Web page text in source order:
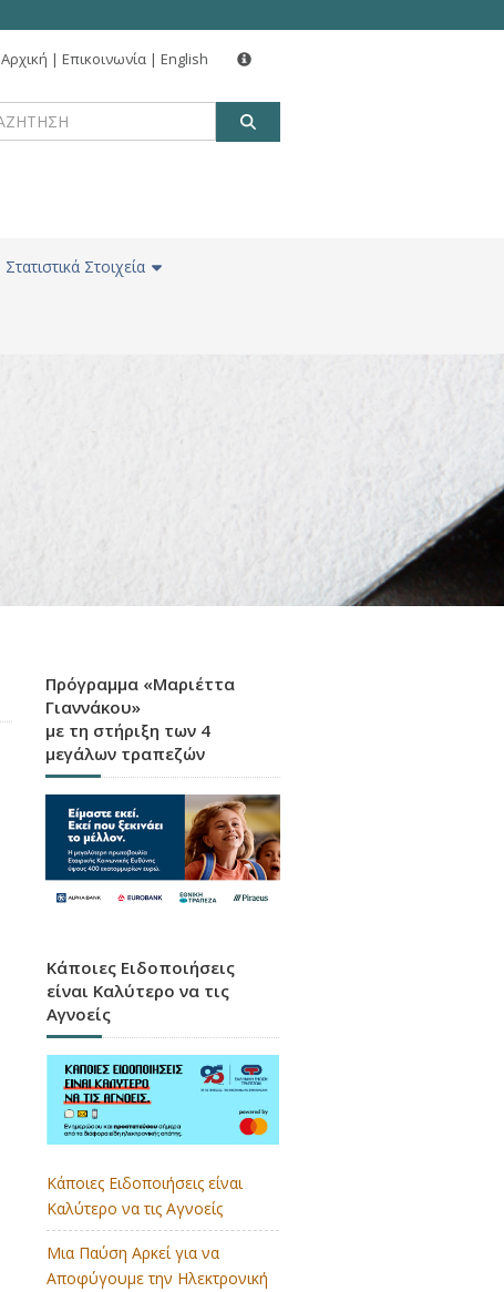
Αρχική | Επικοινωνία | English
Στατιστικά Στοιχεία
Πρόγραμμα «Μαριέττα
Γιαννάκου»
με τη στήριξη των 4
μεγάλων τραπεζών
Κάποιες Ειδοποιήσεις
είναι Καλύτερο να τις
Αγνοείς
Κάποιες Ειδοποιήσεις είναι
Καλύτερο να τις Αγνοείς
Μια Παύση Αρκεί για να
Αποφύγουμε την Ηλεκτρονική